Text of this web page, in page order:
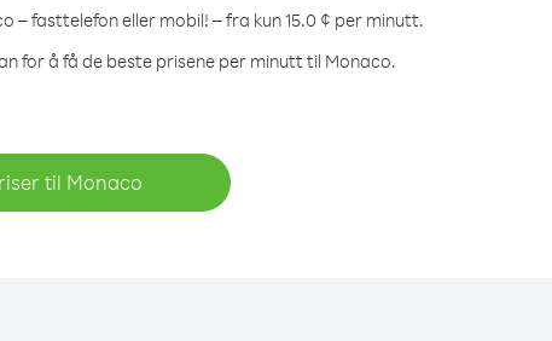
– fasttelefon eller mobil! – fra kun 15.0 ¢ per minutt.
for å få de beste prisene per minutt til Monaco.
til Monaco